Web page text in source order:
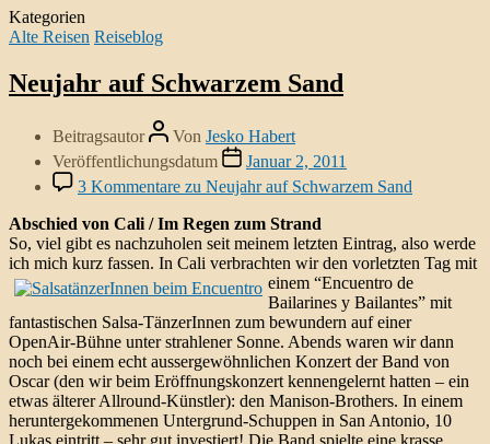
Kategorien
Alte Reisen Reiseblog
Neujahr auf Schwarzem Sand
Beitragsautor Von Jesko Habert
Veröffentlichungsdatum
Januar 2, 2011
3 Kommentare zu Neujahr auf Schwarzem Sand
Abschied von Cali / Im Regen zum Strand
So, viel gibt es nachzuholen seit meinem letzten Eintrag, also werde
ich mich kurz fassen. In Cali verbrachten wir den vorletzten Tag mit
einem “Encuentro de
Bailarines y Bailantes” mit
fantastischen Salsa-TänzerInnen zum bewundern auf einer
OpenAir-Bühne unter strahlener Sonne. Abends waren wir dann
noch bei einem echt aussergewöhnlichen Konzert der Band von
Oscar (den wir beim Eröffnungskonzert kennengelernt hatten – ein
etwas älterer Allround-Künstler): den Manison-Brothers. In einem
heruntergekommenen Untergrund-Schuppen in San Antonio, 10
Lukas eintritt – sehr gut investiert! Die Band spielte eine krasse